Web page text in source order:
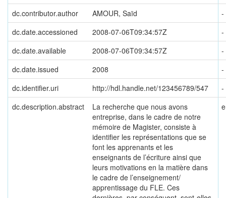
dc.contributor.author
AMOUR, Saïd
-
dc.date.accessioned
2008-07-06T09:34:57Z
-
dc.date.available
2008-07-06T09:34:57Z
-
dc.date.issued
2008
-
dc.identifier.uri
http://hdl.handle.net/123456789/547
-
dc.description.abstract
La recherche que nous avons
entreprise, dans le cadre de notre
mémoire de Magister, consiste à
identifier les représentations que se
font les apprenants et les
enseignants de l’écriture ainsi que
leurs motivations en la matière dans
le cadre de l’enseignement/
apprentissage du FLE. Ces